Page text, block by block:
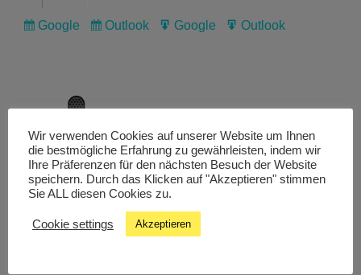
Subscribe
Google
Subscribe
Outlook
Export
Google
Export
Outlook
Livestream
Studiochat
Wir verwenden Cookies auf unserer Website um Ihnen
die bestmögliche Erfahrung zu gewährleisten, indem wir
Ihre Präferenzen für den nächsten Besuch der Website
speichern. Durch das Klicken auf "Akzeptieren" stimmen
Sie ALL diesen Cookies zu.
Cookie settings Akzeptieren